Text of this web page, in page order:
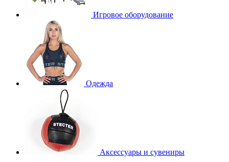
Игровое оборудование
Одежда
Аксессуары и сувениры